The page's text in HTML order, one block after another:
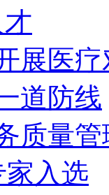
展医
道防线
质量
入选